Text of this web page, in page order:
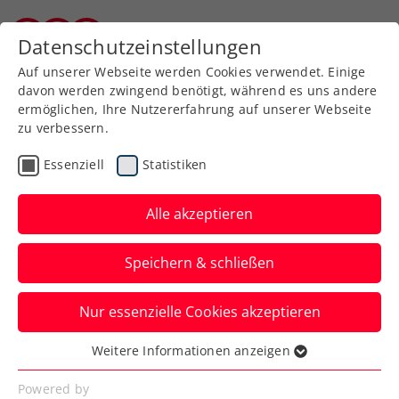
Zurück zur Newsübersicht
Turniere
ITF Heraklion:
Klaffner/Kraus schon in
Länderkampf-Form
Die österreichischen Doppel-
Topspielerinnen werden in Griechenland
erst im Finale gestoppt.
Verfasst von: Manuel Wachta, 28.10.2023
Datenschutzeinstellungen
Auf unserer Webseite werden Cookies verwendet. Einige
davon werden zwingend benötigt, während es uns andere
ermöglichen, Ihre Nutzererfahrung auf unserer Webseite
zu verbessern.
Essenziell Statistiken
Alle akzeptieren
Speichern & schließen
Nur essenzielle Cookies akzeptieren
Essenziell
Essenzielle Cookies werden für grundlegende
Weitere Informationen anzeigen
Powered by